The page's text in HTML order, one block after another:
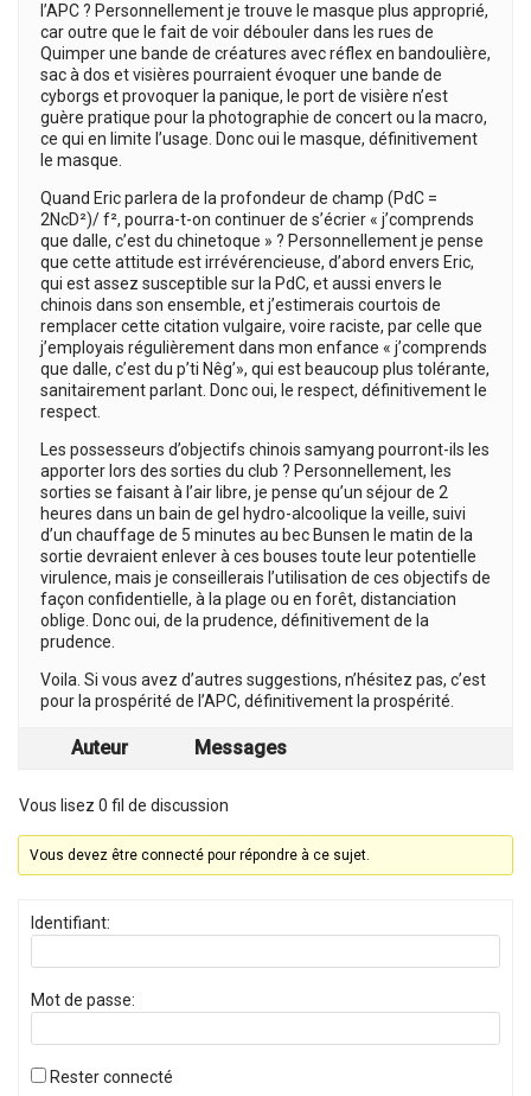
l’APC ? Personnellement je trouve le masque plus approprié,
car outre que le fait de voir débouler dans les rues de
Quimper une bande de créatures avec réflex en bandoulière,
sac à dos et visières pourraient évoquer une bande de
cyborgs et provoquer la panique, le port de visière n’est
guère pratique pour la photographie de concert ou la macro,
ce qui en limite l’usage. Donc oui le masque, définitivement
le masque.
Quand Eric parlera de la profondeur de champ (PdC =
2NcD²)/ f², pourra-t-on continuer de s’écrier « j’comprends
que dalle, c’est du chinetoque » ? Personnellement je pense
que cette attitude est irrévérencieuse, d’abord envers Eric,
qui est assez susceptible sur la PdC, et aussi envers le
chinois dans son ensemble, et j’estimerais courtois de
remplacer cette citation vulgaire, voire raciste, par celle que
j’employais régulièrement dans mon enfance « j’comprends
que dalle, c’est du p’ti Nêg’», qui est beaucoup plus tolérante,
sanitairement parlant. Donc oui, le respect, définitivement le
respect.
Les possesseurs d’objectifs chinois samyang pourront-ils les
apporter lors des sorties du club ? Personnellement, les
sorties se faisant à l’air libre, je pense qu’un séjour de 2
heures dans un bain de gel hydro-alcoolique la veille, suivi
d’un chauffage de 5 minutes au bec Bunsen le matin de la
sortie devraient enlever à ces bouses toute leur potentielle
virulence, mais je conseillerais l’utilisation de ces objectifs de
façon confidentielle, à la plage ou en forêt, distanciation
oblige. Donc oui, de la prudence, définitivement de la
prudence.
Voila. Si vous avez d’autres suggestions, n’hésitez pas, c’est
pour la prospérité de l’APC, définitivement la prospérité.
Auteur Messages
Vous lisez 0 fil de discussion
Vous devez être connecté pour répondre à ce sujet.
Identifiant:
Mot de passe:
Rester connecté